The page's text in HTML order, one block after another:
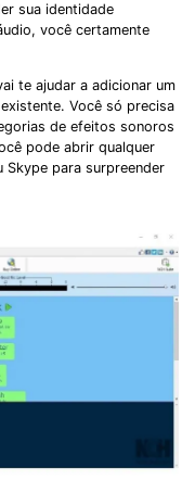
sua identidade
você certamente
te ajudar a adicionar um
Você só precisa
de efeitos sonoros
pode abrir qualquer
para surpreender